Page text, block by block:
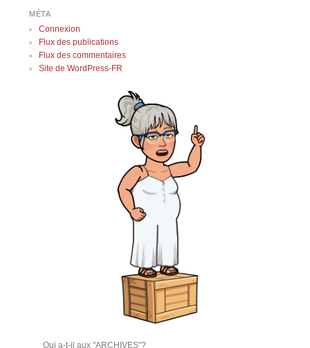
MÉTA
Connexion
Flux des publications
Flux des commentaires
Site de WordPress-FR
Qui a-t-il aux "ARCHIVES"?